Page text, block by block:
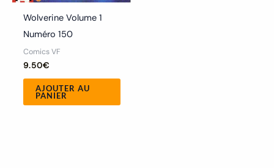
Wolverine Volume 1
Numéro 150
Comics VF
9.50€
AJOUTER AU
PANIER